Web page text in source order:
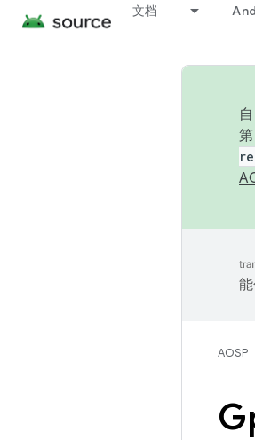
文档
能
AOSP